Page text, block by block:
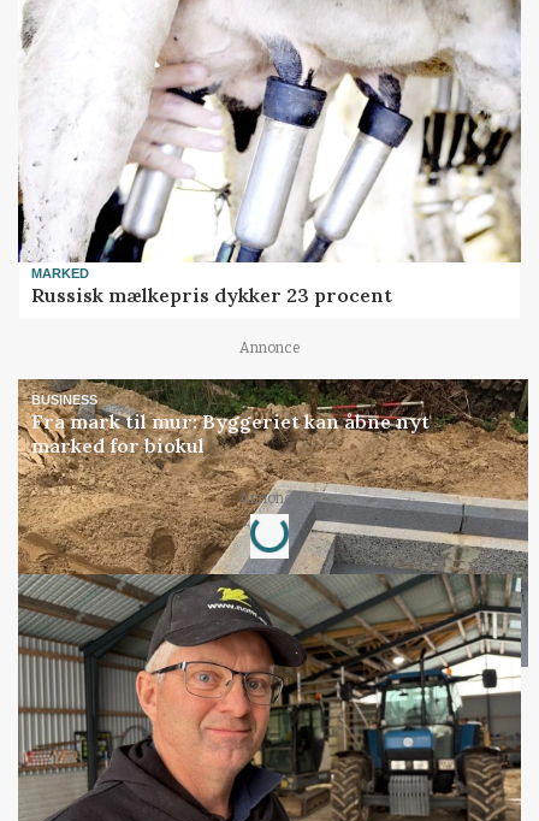
MARKED
Russisk mælkepris dykker 23 procent
Annonce
BUSINESS
Fra mark til mur: Byggeriet kan åbne nyt
marked for biokul
Annonce
Loading...